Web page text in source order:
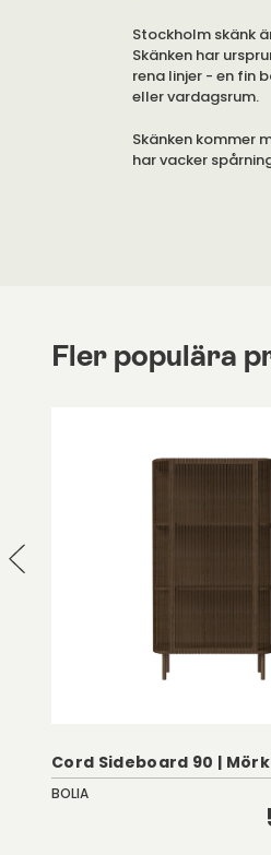
Stockholm skänk
Skänken har
rena linjer - en fin
eller vardagsrum.
Skänken kommer
har vacker
Fler populära
Cord Sideboard 90 |
BOLIA